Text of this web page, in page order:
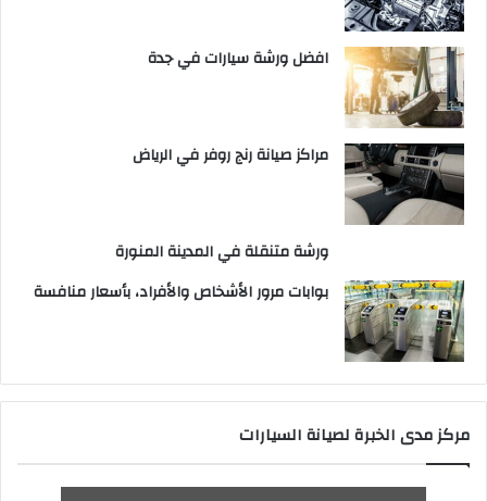
افضل ورشة سيارات في جدة
مراكز صيانة رنج روفر في الرياض
ورشة متنقلة في المدينة المنورة
بوابات مرور الأشخاص والأفراد، بأسعار منافسة
مركز مدى الخبرة لصيانة السيارات